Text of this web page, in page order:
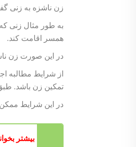
زن ناشزه به زنی
به طور مثال زنی
همسر اقامت کند.
در این صورت زن
از شرایط مطالبه
تمکین زن باشد.
در این شرایط
بیشتر